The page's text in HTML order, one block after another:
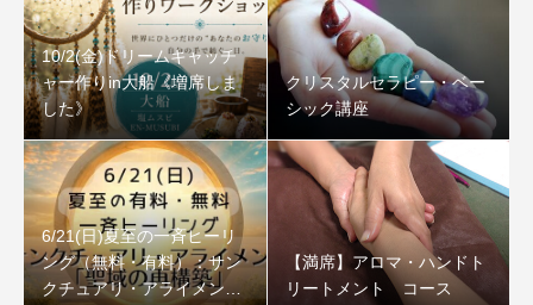
10/2(金)ドリームキャッチ
ャー作りin大船《増席しま
した》
クリスタルセラピー・ベー
シック講座
6/21(日)夏至の一斉ヒーリ
ング（無料・有料）：サン
クチュアリ・アライメント
【満席】アロマ・ハンドト
リートメント コース